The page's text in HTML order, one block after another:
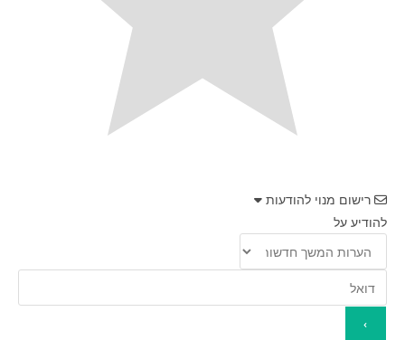
רישום מנוי להודעות
להודיע על